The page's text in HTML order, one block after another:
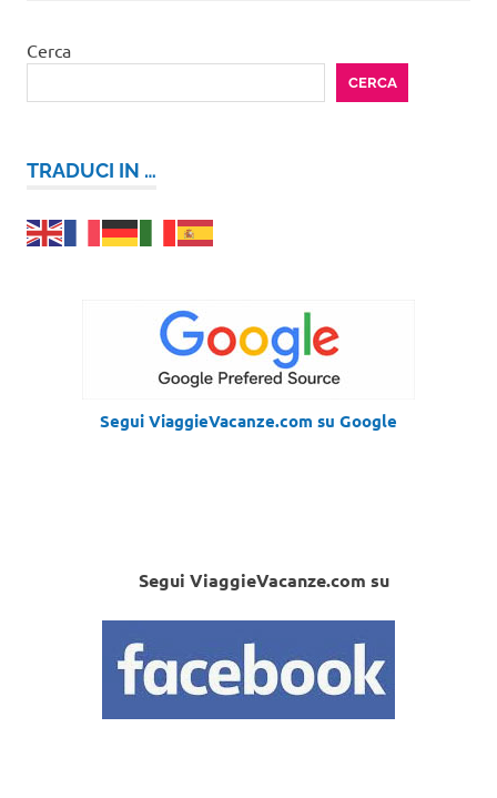
Cerca
CERCA
TRADUCI IN …
Segui ViaggieVacanze.com su Google
Segui ViaggieVacanze.com su